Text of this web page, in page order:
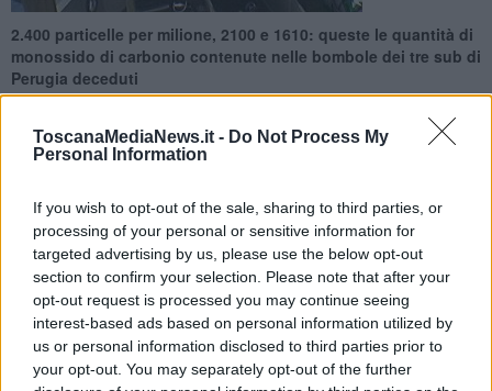
ToscanaMediaNews.it - Do Not Process My
Personal Information
If you wish to opt-out of the sale, sharing to third parties, or
processing of your personal or sensitive information for
targeted advertising by us, please use the below opt-out
section to confirm your selection. Please note that after your
opt-out request is processed you may continue seeing
interest-based ads based on personal information utilized by
us or personal information disclosed to third parties prior to
your opt-out. You may separately opt-out of the further
​2.400 particelle per milione, 2100 e 1610: queste le quantità di
monossido di carbonio contenute nelle bombole dei tre sub di
Perugia deceduti
PERUGIA —2.400 particelle per milione, 2100 e 1610:queste le
quantità di monossido di carbonio contenute nelle bombole
dei tre sub di Perugia decedutiil 10 agosto scorso durante
un'immersione al largo delle isole Formiche,dieci volte tanto
quello che una persona può tollerare.
I dati sono stati depositati dal consulente tecnico nominato dalla
procura di Grosseto che
ha iniziato anche l'esame sulle altre
bombole usate dai sub non deceduti e su tutto il resto della